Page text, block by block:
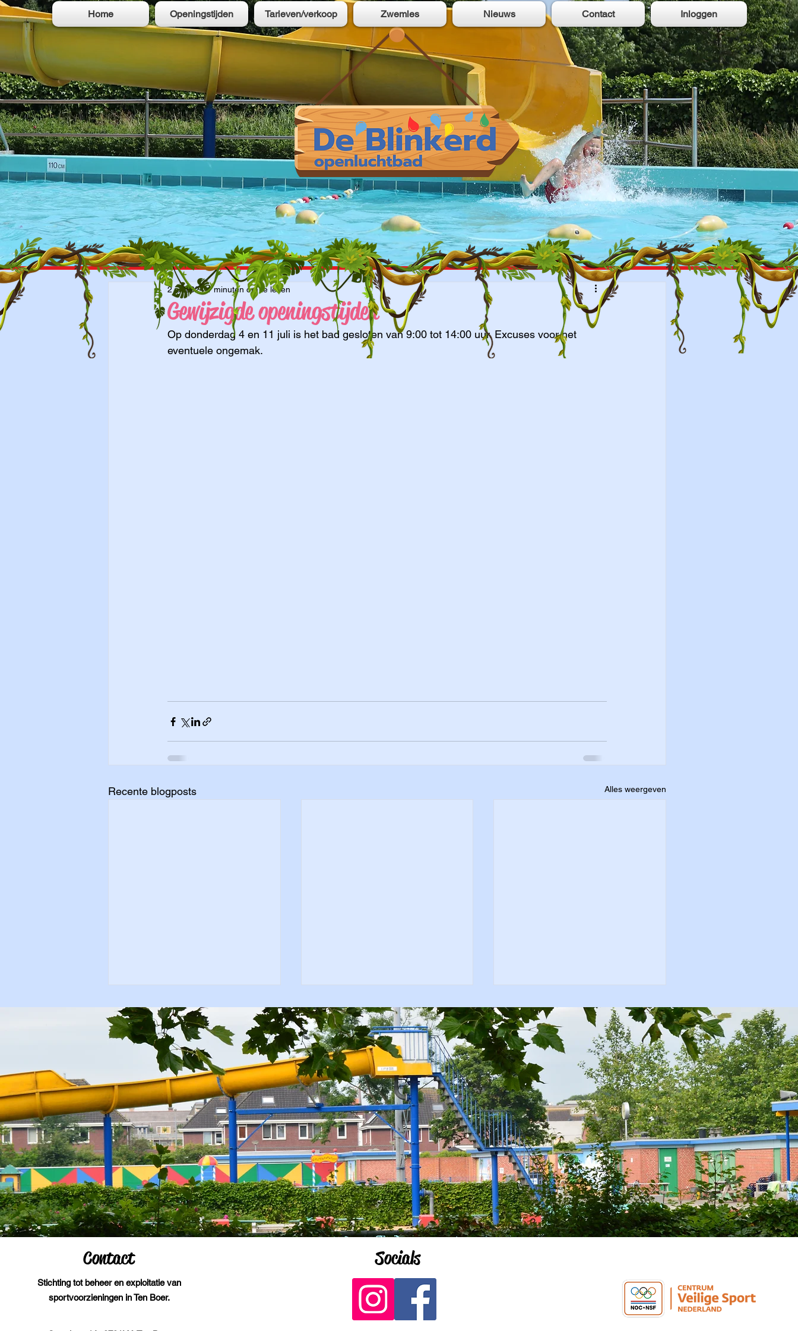
Home Openingstijden Tarieven/verkoop Zwemles Nieuws Contact Inloggen
Gewijzigde openingstijden
2 jul 2024 1 minuten om te lezen
Op donderdag 4 en 11 juli is het bad gesloten van 9:00 tot 14:00 uur. Excuses voor het
eventuele ongemak.
Recente blogposts Alles weergeven
Heel gewoon, samen houden we De
Blinkerd schoon
Diepe bad weer open Diepe bad gesloten
Contact
Stichting tot beheer en exploitatie van
sportvoorzieningen in Ten Boer.
Socials